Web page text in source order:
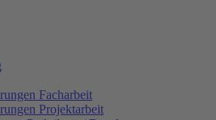
Facharbeit
Projektarbeit